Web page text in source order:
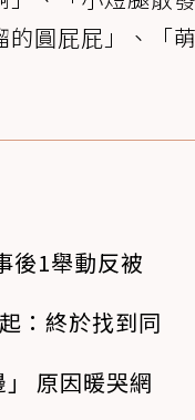
的圓屁屁」、「
後1舉動反被
：終於找到同
原因暖哭網